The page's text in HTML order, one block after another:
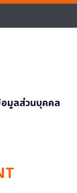
มูลส่วนบุคคล